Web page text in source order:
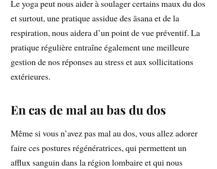
Le yoga peut nous aider à soulager certains maux du dos
et surtout, une pratique assidue des āsana et de la
respiration, nous aidera d’un point de vue préventif. La
pratique régulière entraîne également une meilleure
gestion de nos réponses au stress et aux sollicitations
extérieures.
En cas de mal au bas du dos
Même si vous n’avez pas mal au dos, vous allez adorer
faire ces postures régénératrices, qui permettent un
afflux sanguin dans la région lombaire et qui nous